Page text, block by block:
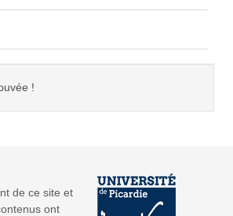
!
de ce site et
ont